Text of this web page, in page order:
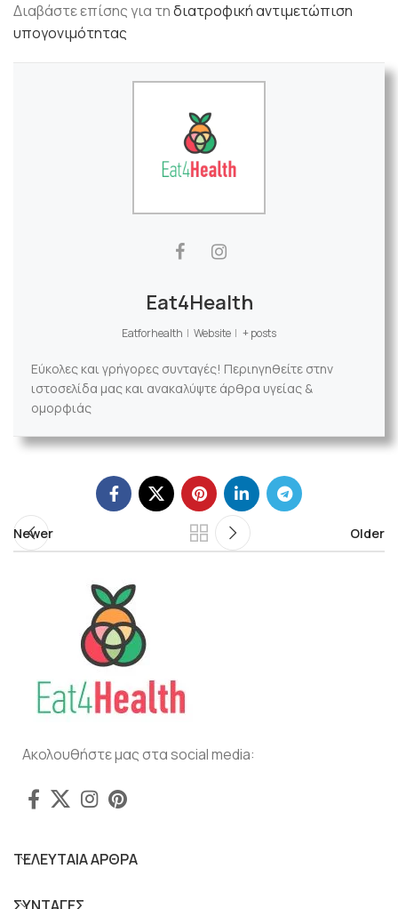
Διαβάστε επίσης για τηδιατροφική αντιμετώπιση
υπογονιμότητας
Eat4Health
Eatforhealth | Website | + posts
Εύκολες και γρήγορες συνταγές! Περιηγηθείτε στην
ιστοσελίδα μας και ανακαλύψτε άρθρα υγείας &
ομορφιάς
Newer Older
Ακολουθήστε μας στα social media:
ΤΕΛΕΥΤΑΙΑ ΑΡΘΡΑ